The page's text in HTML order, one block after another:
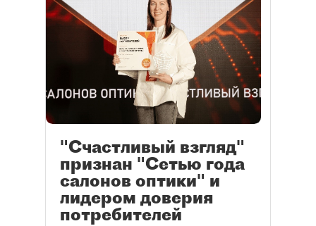
"Счастливый взгляд"
признан "Сетью года
салонов оптики" и
лидером доверия
потребителей